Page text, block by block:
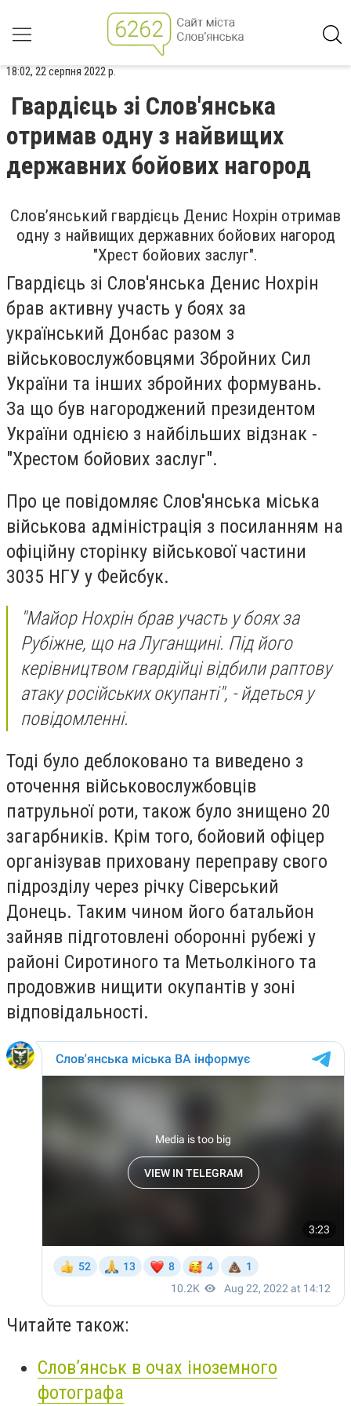
18:02, 22 серпня 2022 р.
Гвардієць зі Слов'янська
отримав одну з найвищих
державних бойових нагород
Слов’янський гвардієць Денис Нохрін отримав
одну з найвищих державних бойових нагород
"Хрест бойових заслуг".
Гвардієць зі Слов'янська Денис Нохрін
брав активну участь у боях за
український Донбас разом з
військовослужбовцями Збройних Сил
України та інших збройних формувань.
За що був нагороджений президентом
України однією з найбільших відзнак -
"Хрестом бойових заслуг".
Про це повідомляє Слов'янська міська
військова адміністрація з посиланням на
офіційну сторінку військової частини
3035 НГУ у Фейсбук.
"Майор Нохрін брав участь у боях за
Рубіжне, що на Луганщині. Під його
керівництвом гвардійці відбили раптову
атаку російських окупанті", - йдеться у
повідомленні.
Тоді було деблоковано та виведено з
оточення військовослужбовців
патрульної роти, також було знищено 20
загарбників. Крім того, бойовий офіцер
організував приховану переправу свого
підрозділу через річку Сіверський
Донець. Таким чином його батальйон
зайняв підготовлені оборонні рубежі у
районі Сиротиного та Метьолкіного та
продовжив нищити окупантів у зоні
відповідальності.
Читайте також:
Слов’янськ в очах іноземного
фотографа